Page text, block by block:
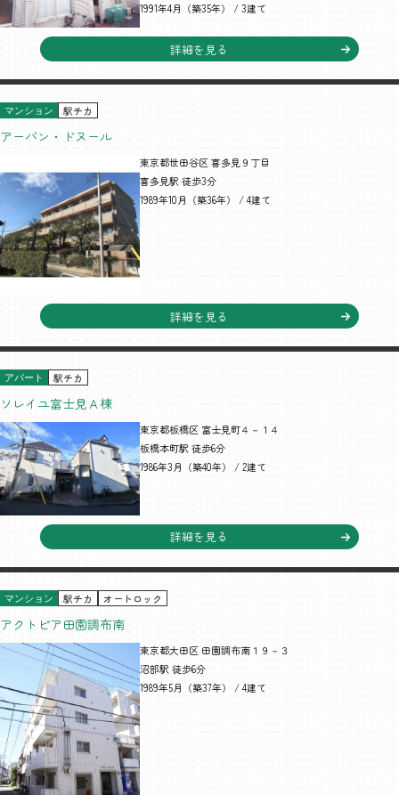
1991年4月（築35年） / 3建て
詳細を見る
マンション 駅チカ
アーバン・ドヌール
東京都世田谷区 喜多見９丁目
喜多見駅 徒歩3分
1989年10月（築36年） / 4建て
詳細を見る
アパート 駅チカ
ソレイユ富士見Ａ棟
東京都板橋区 富士見町４－１４
板橋本町駅 徒歩6分
1986年3月（築40年） / 2建て
詳細を見る
マンション 駅チカ オートロック
アクトピア田園調布南
東京都大田区 田園調布南１９－３
沼部駅 徒歩6分
1989年5月（築37年） / 4建て